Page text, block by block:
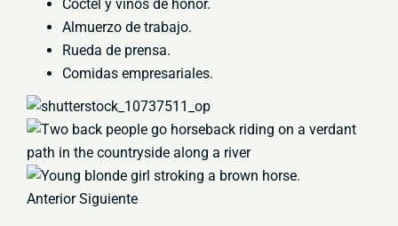
Cóctel y vinos de honor.
Almuerzo de trabajo.
Rueda de prensa.
Comidas empresariales.
Anterior Siguiente